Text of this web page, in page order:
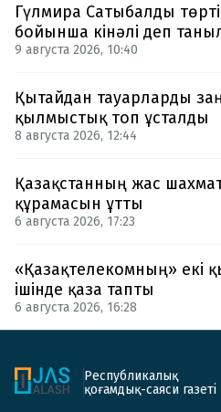
Гүлмира Сатыбалды
бойынша кінәлі деп
9 августа 2026, 10:40
Қытайдан тауарларды
қылмыстық топ ұсталды
8 августа 2026, 12:44
Қазақстанның жас
құрамасын ұтты
6 августа 2026, 17:23
«Қазақтелекомның» екі
ішінде қаза тапты
6 августа 2026, 16:28
Республикалық
қоғамдық-саяси газеті